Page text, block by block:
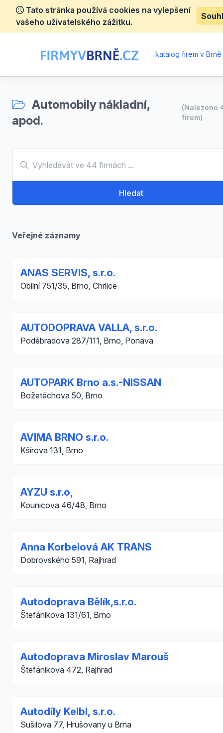
Tato stránka používá cookies na vylepšení
vašeho uživatelského zážitku.
katalog firem v Brně
Automobily nákladní,
apod.
(Nalezeno
firem)
Hledat
Veřejné záznamy
ANAS SERVIS, s.r.o.
Obilní 751/35, Brno, Chrlice
AUTODOPRAVA VALLA, s.r.o.
Poděbradova 287/111, Brno, Ponava
AUTOPARK Brno a.s.-NISSAN
Božetěchova 50, Brno
AVIMA BRNO s.r.o.
Kšírova 131, Brno
AYZU s.r.o,
Kounicova 46/48, Brno
Anna Korbelová AK TRANS
Dobrovského 591, Rajhrad
Autodoprava Bělík,s.r.o.
Štefánikova 131/61, Brno
Autodoprava Miroslav Marouš
Štefánikova 472, Rajhrad
Autodíly Kelbl, s.r.o.
Sušilova 77, Hrušovany u Brna